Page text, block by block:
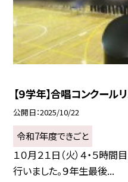
【９学年】合唱コンクール
公開日 2025/10/22
令和7年度できごと
１０月２１日（火）４・５時
行いました。９年生最後...